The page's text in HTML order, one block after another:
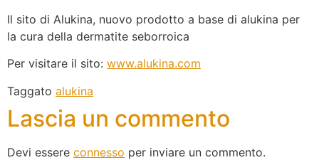
Il sito di Alukina, nuovo prodotto a base di alukina per
la cura della dermatite seborroica
Per visitare il sito: www.alukina.com
Taggato alukina
Lascia un commento
Devi essere connesso per inviare un commento.